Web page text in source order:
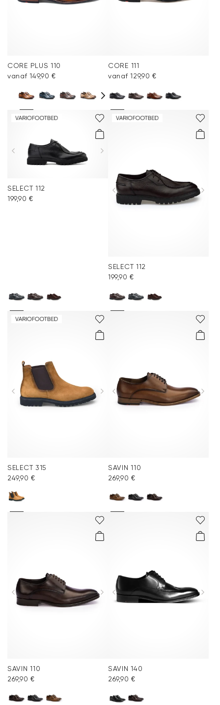
CORE PLUS 110
vanaf 149,90 €
CORE 111
vanaf 129,90 €
SELECT 112
199,90 €
SELECT 112
199,90 €
SELECT 315
249,90 €
SAVIN 110
269,90 €
SAVIN 110
269,90 €
SAVIN 140
269,90 €